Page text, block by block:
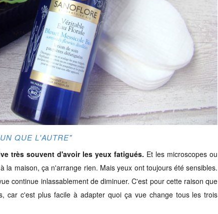
QUE L'AUTRE"
très souvent d'avoir les yeux fatigués. Et les microscopes ou
la maison, ça n'arrange rien. Mais yeux ont toujours été sensibles.
continue inlassablement de diminuer. C'est pour cette raison que
car c'est plus facile à adapter quoi ça vue change tous les trois